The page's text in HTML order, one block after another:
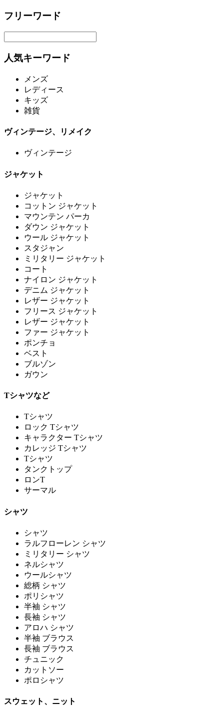
フリーワード
人気キーワード
メンズ
レディース
キッズ
雑貨
ヴィンテージ、リメイク
ヴィンテージ
ジャケット
ジャケット
コットン ジャケット
マウンテン パーカ
ダウン ジャケット
ウール ジャケット
スタジャン
ミリタリー ジャケット
コート
ナイロン ジャケット
デニム ジャケット
レザー ジャケット
フリース ジャケット
レザー ジャケット
ファー ジャケット
ポンチョ
ベスト
ブルゾン
ガウン
Tシャツなど
Tシャツ
ロック Tシャツ
キャラクター Tシャツ
カレッジ Tシャツ
Tシャツ
タンクトップ
ロンT
サーマル
シャツ
シャツ
ラルフローレン シャツ
ミリタリー シャツ
ネルシャツ
ウールシャツ
総柄 シャツ
ポリシャツ
半袖 シャツ
長袖 シャツ
アロハ シャツ
半袖 ブラウス
長袖 ブラウス
チュニック
カットソー
ポロシャツ
スウェット、ニット